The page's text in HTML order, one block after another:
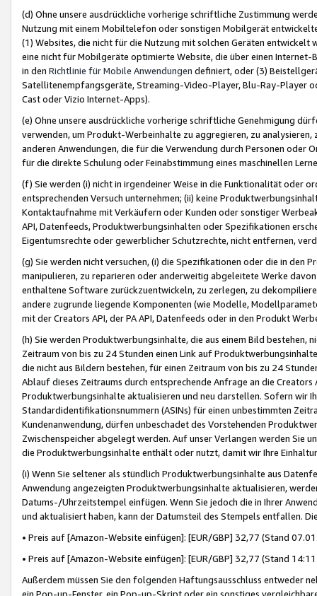
(d) Ohne unsere ausdrückliche vorherige schriftliche Zustimmung
Nutzung mit einem Mobiltelefon oder sonstigen Mobilgerät
(1) Websites, die nicht für die Nutzung mit solchen Geräten
eine nicht für Mobilgeräte optimierte Website, die über einen
in den Richtlinie für Mobile Anwendungen definiert, oder (3)
Satellitenempfangsgeräte, Streaming-Video-Player, Blu-Ray-Player
Cast oder Vizio Internet-Apps).
(e) Ohne unsere ausdrückliche vorherige schriftliche Genehmigung
verwenden, um Produkt-Werbeinhalte zu aggregieren, zu
anderen Anwendungen, die für die Verwendung durch Personen
für die direkte Schulung oder Feinabstimmung eines maschinellen
(f) Sie werden (i) nicht in irgendeiner Weise in die Funktionalität oder
entsprechenden Versuch unternehmen; (ii) keine
Kontaktaufnahme mit Verkäufern oder Kunden oder sonstiger
API, Datenfeeds, Produktwerbungsinhalten oder Spezifikationen
Eigentumsrechte oder gewerblicher Schutzrechte, nicht entfernen,
(g) Sie werden nicht versuchen, (i) die Spezifikationen oder die in
manipulieren, zu reparieren oder anderweitig abgeleitete Werke
enthaltene Software zurückzuentwickeln, zu zerlegen, zu
andere zugrunde liegende Komponenten (wie Modelle,
mit der Creators API, der PA API, Datenfeeds oder in den Produkt
(h) Sie werden Produktwerbungsinhalte, die aus einem Bild bestehen,
Zeitraum von bis zu 24 Stunden einen Link auf
die nicht aus Bildern bestehen, für einen Zeitraum von bis zu 24
Ablauf dieses Zeitraums durch entsprechende Anfrage an die
Produktwerbungsinhalte aktualisieren und neu darstellen. Sofern wir
Standardidentifikationsnummern (ASINs) für einen unbestimmten
Kundenanwendung, dürfen unbeschadet des Vorstehenden
Zwischenspeicher abgelegt werden. Auf unser Verlangen werden Sie
die Produktwerbungsinhalte enthält oder nutzt, damit wir Ihre
(i) Wenn Sie seltener als stündlich Produktwerbungsinhalte aus
Anwendung angezeigten Produktwerbungsinhalte aktualisieren,
Datums-/Uhrzeitstempel einfügen. Wenn Sie jedoch die in Ihrer
und aktualisiert haben, kann der Datumsteil des Stempels entfallen.
• Preis auf [Amazon-Website einfügen]: [EUR/GBP] 32,77 (Stand
• Preis auf [Amazon-Website einfügen]: [EUR/GBP] 32,77 (Stand
Außerdem müssen Sie den folgenden Haftungsausschluss entweder
ein Pop-up-Fenster, ein Pop-up-Skript oder ein sonstiges